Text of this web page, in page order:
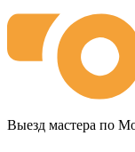
Выезд мастера по